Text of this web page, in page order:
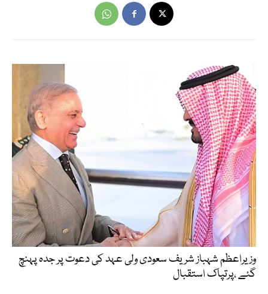
وزیراعظم شہباز شریف سعودی ولی عہد کی دعوت پر جدہ پہنچ
گئے ،پرتپاک استقبال